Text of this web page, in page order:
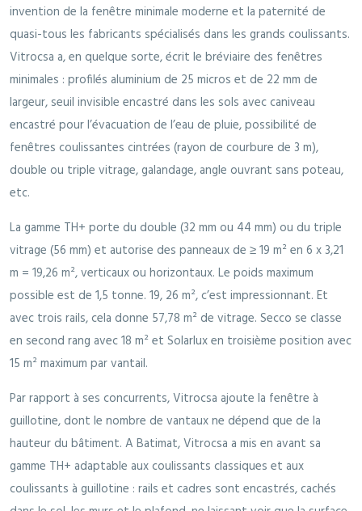
invention de la fenêtre minimale moderne et la paternité de
quasi-tous les fabricants spécialisés dans les grands coulissants.
Vitrocsa a, en quelque sorte, écrit le bréviaire des fenêtres
minimales : profilés aluminium de 25 micros et de 22 mm de
largeur, seuil invisible encastré dans les sols avec caniveau
encastré pour l’évacuation de l’eau de pluie, possibilité de
fenêtres coulissantes cintrées (rayon de courbure de 3 m),
double ou triple vitrage, galandage, angle ouvrant sans poteau,
etc.
La gamme TH+ porte du double (32 mm ou 44 mm) ou du triple
vitrage (56 mm) et autorise des panneaux de ≥ 19 m² en 6 x 3,21
m = 19,26 m², verticaux ou horizontaux. Le poids maximum
possible est de 1,5 tonne. 19, 26 m², c’est impressionnant. Et
avec trois rails, cela donne 57,78 m² de vitrage. Secco se classe
en second rang avec 18 m² et Solarlux en troisième position avec
15 m² maximum par vantail.
Par rapport à ses concurrents, Vitrocsa ajoute la fenêtre à
guillotine, dont le nombre de vantaux ne dépend que de la
hauteur du bâtiment. A Batimat, Vitrocsa a mis en avant sa
gamme TH+ adaptable aux coulissants classiques et aux
coulissants à guillotine : rails et cadres sont encastrés, cachés